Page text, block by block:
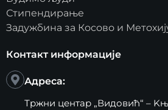
Стипендирање
Задужбина за Косово и
Контакт информације
Адреса:
Тржни центар „Видовић“ –